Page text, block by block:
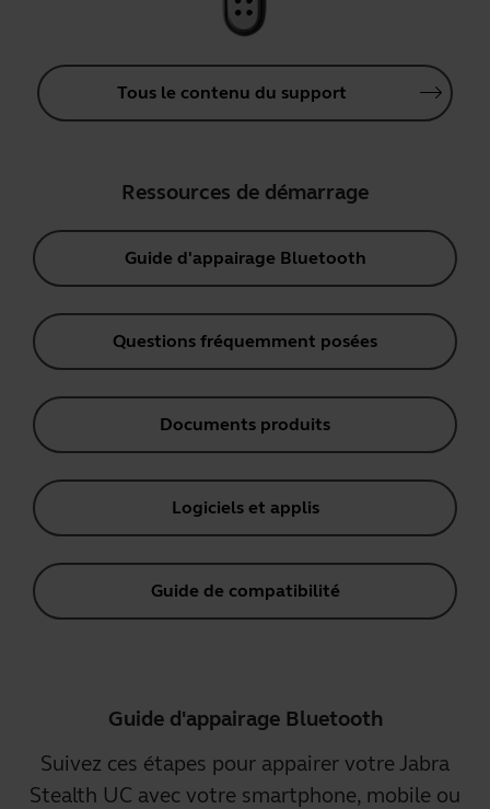
Tous le contenu du support
Ressources de démarrage
Guide d'appairage Bluetooth
Questions fréquemment posées
Documents produits
Logiciels et applis
Guide de compatibilité
Guide d'appairage Bluetooth
Suivez ces étapes pour appairer votre Jabra
Stealth UC avec votre smartphone, mobile ou